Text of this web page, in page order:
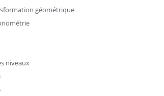
géométrique
niveaux